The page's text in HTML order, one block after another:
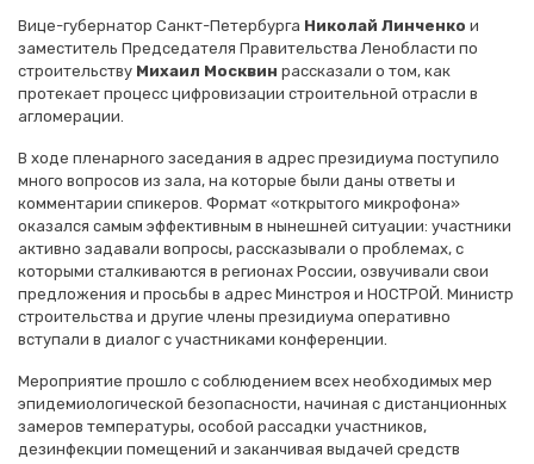
Вице-губернатор Санкт-Петербурга Николай Линченко и
заместитель Председателя Правительства Ленобласти по
строительству Михаил Москвин рассказали о том, как
протекает процесс цифровизации строительной отрасли в
агломерации.
В ходе пленарного заседания в адрес президиума поступило
много вопросов из зала, на которые были даны ответы и
комментарии спикеров. Формат «открытого микрофона»
оказался самым эффективным в нынешней ситуации: участники
активно задавали вопросы, рассказывали о проблемах, с
которыми сталкиваются в регионах России, озвучивали свои
предложения и просьбы в адрес Минстроя и НОСТРОЙ. Министр
строительства и другие члены президиума оперативно
вступали в диалог с участниками конференции.
Мероприятие прошло с соблюдением всех необходимых мер
эпидемиологической безопасности, начиная с дистанционных
замеров температуры, особой рассадки участников,
дезинфекции помещений и заканчивая выдачей средств